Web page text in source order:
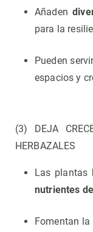
Añaden
para la
Pueden
espacios y
(3) DEJA
HERBAZALES
Las plantas
nutrientes
Fomentan